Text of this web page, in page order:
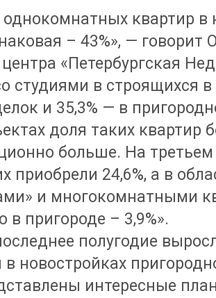
квартир в
– 43%», — говорит
«Петербургская
студиями в строящихся в
и 35,3% — в
доля таких квартир
больше. На третьем
приобрели 24,6%, а в
и многокомнатными
в пригороде – 3,9%».
полугодие
новостройках
интересные